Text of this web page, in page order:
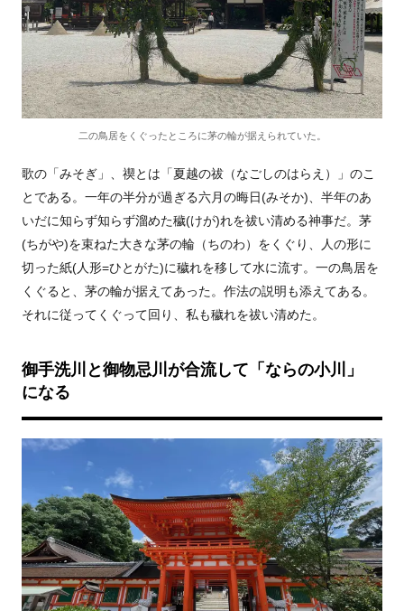
二の鳥居をくぐったところに茅の輪が据えられていた。
歌の「みそぎ」、禊とは「夏越の祓（なごしのはらえ）」のこ
とである。一年の半分が過ぎる六月の晦日(みそか)、半年のあ
いだに知らず知らず溜めた穢(けが)れを祓い清める神事だ。茅
(ちがや)を束ねた大きな茅の輪（ちのわ）をくぐり、人の形に
切った紙(人形=ひとがた)に穢れを移して水に流す。一の鳥居を
くぐると、茅の輪が据えてあった。作法の説明も添えてある。
それに従ってくぐって回り、私も穢れを祓い清めた。
御手洗川と御物忌川が合流して「ならの小川」
になる